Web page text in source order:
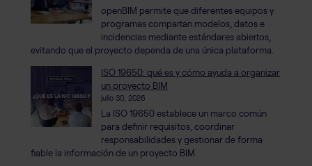
openBIM permite que diferentes equipos y
programas compartan modelos, datos e
incidencias mediante estándares abiertos,
evitando que el proyecto dependa de una única plataforma.
ISO 19650: qué es y cómo ayuda a organizar
un proyecto BIM
julio 30, 2026
La ISO 19650 establece un marco común
para definir requisitos, coordinar
responsabilidades y gestionar de forma
fiable la información de un proyecto BIM.